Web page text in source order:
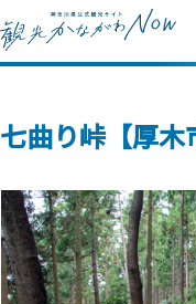
七曲り峠【厚木